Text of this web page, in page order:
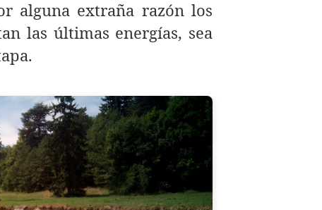
alguna extraña razón los
las últimas energías, sea